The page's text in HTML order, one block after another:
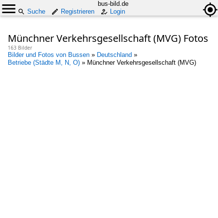
bus-bild.de
Suche
Registrieren Login
Münchner Verkehrsgesellschaft (MVG) Fotos
163 Bilder
Bilder und Fotos von Bussen » Deutschland »
Betriebe (Städte M, N, O) » Münchner Verkehrsgesellschaft (MVG)